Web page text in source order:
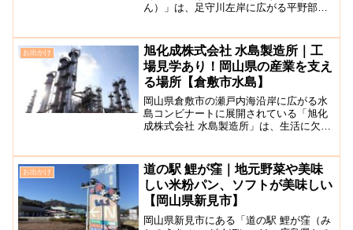
ん）」は、足守川左岸に広がる平野部に
です。1982年に岡山市が城址を歴史公園
として整備しました。現...
お出かけ
旭化成株式会社 水島製造所｜工
場見学あり！岡山県の産業を支え
る場所【倉敷市水島】
岡山県倉敷市の瀬戸内海沿岸に広がる水
島コンビナートに展開されている「旭化
成株式会社 水島製造所」は、生活に欠か
は、基礎化学原料の製造で規模も品質も
世界的な製造を続け、産...
お出かけ
道の駅 鯉が窪｜地元野菜や美味
しい米粉パン、ソフトが美味しい
【岡山県新見市】
岡山県新見市にある「道の駅 鯉が窪（み